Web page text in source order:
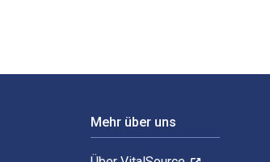
Mehr über uns